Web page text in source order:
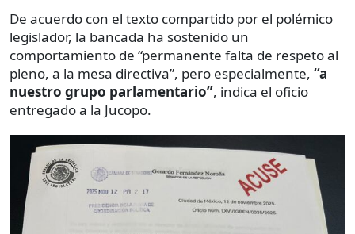
De acuerdo con el texto compartido por el polémico
legislador, la bancada ha sostenido un
comportamiento de “permanente falta de respeto al
pleno, a la mesa directiva”, pero especialmente, “a
nuestro grupo parlamentario”, indica el oficio
entregado a la Jucopo.